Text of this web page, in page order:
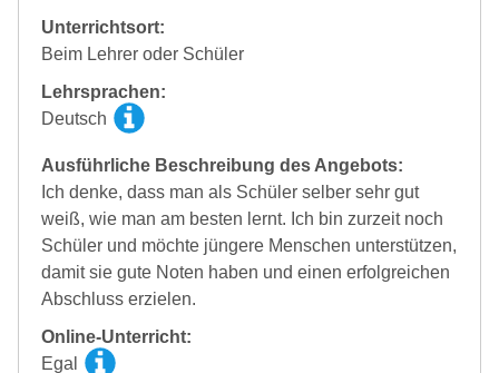
Unterrichtsort:
Beim Lehrer oder Schüler
Lehrsprachen:
Deutsch
Ausführliche Beschreibung des Angebots:
Ich denke, dass man als Schüler selber sehr gut
weiß, wie man am besten lernt. Ich bin zurzeit noch
Schüler und möchte jüngere Menschen unterstützen,
damit sie gute Noten haben und einen erfolgreichen
Abschluss erzielen.
Online-Unterricht:
Egal